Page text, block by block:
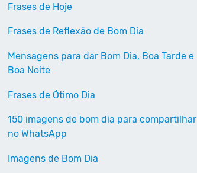
Frases de Hoje
Frases de Reflexão de Bom Dia
Mensagens para dar Bom Dia, Boa Tarde e
Boa Noite
Frases de Ótimo Dia
150 imagens de bom dia para compartilhar
no WhatsApp
Imagens de Bom Dia